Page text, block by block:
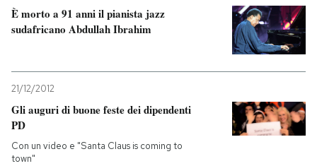
È morto a 91 anni il pianista jazz
sudafricano Abdullah Ibrahim
21/12/2012
Gli auguri di buone feste dei dipendenti
PD
Con un video e "Santa Claus is coming to
town"